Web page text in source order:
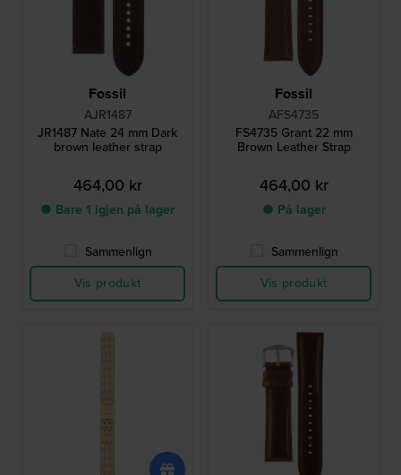
Fossil
AJR1487
JR1487 Nate 24 mm Dark
brown leather strap
464,00 kr
● Bare 1 igjen på lager
Sammenlign
Vis produkt
Fossil
AFS4735
FS4735 Grant 22 mm
Brown Leather Strap
464,00 kr
● På lager
Sammenlign
Vis produkt